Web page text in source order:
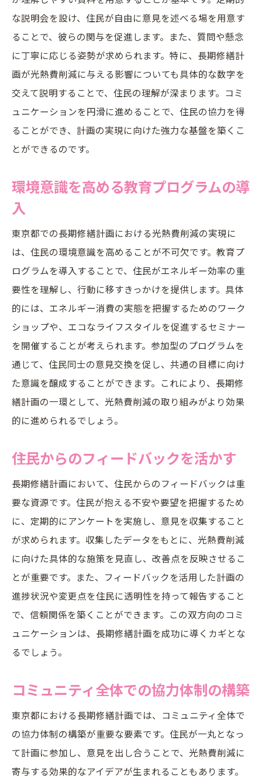
な説明会を設け、住民が自由に意見を述べる場を用意す
ることで、彼らの関与を促進します。また、質問や懸念
に丁寧に応じる姿勢が求められます。特に、長期修繕計
画が光熱費削減に与える影響についても具体的な数字を
交えて説明することで、住民の理解が深まります。コミ
ュニケーションを円滑に進めることで、住民の協力を得
ることができ、計画の実現に向けた強力な基盤を築くこ
とができるのです。
環境意識を高める教育プログラムの導
入
東京都での長期修繕計画における光熱費削減の実現に
は、住民の環境意識を高めることが不可欠です。教育プ
ログラムを導入することで、住民がエネルギー効率の重
要性を理解し、行動に移すきっかけを提供します。具体
的には、エネルギー消費の実態を把握するためのワーク
ショップや、エコなライフスタイルを促進するセミナー
を開催することが考えられます。参加型のプログラムを
通じて、住民同士の意見交換を促し、共通の目標に向け
た意識を醸成することができます。これにより、長期修
繕計画の一環として、光熱費削減の取り組みがより効果
的に進められるでしょう。
住民からのフィードバックを活かす
長期修繕計画において、住民からのフィードバックは重
要な資源です。住民が抱える不安や要望を把握するため
に、定期的にアンケートを実施し、意見を収集すること
が求められます。収集したデータをもとに、光熱費削減
に向けた具体的な施策を見直し、改善点を反映させるこ
とが重要です。また、フィードバックを活用した計画の
進捗状況や変更点を住民に透明性を持って報告すること
で、信頼関係を築くことができます。この双方向のコミ
ュニケーションは、長期修繕計画を成功に導くカギとな
るでしょう。
コミュニティ全体での協力体制の構築
東京都における長期修繕計画では、コミュニティ全体で
の協力体制の構築が重要な要素です。住民が一丸となっ
て計画に参加し、意見を出し合うことで、光熱費削減に
寄与する効果的なアイデアが生まれることもあります。